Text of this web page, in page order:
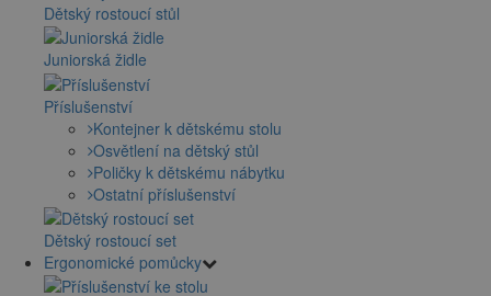
Dětský rostoucí stůl
Juniorská židle
Příslušenství
Kontejner k dětskému stolu
Osvětlení na dětský stůl
Poličky k dětskému nábytku
Ostatní příslušenství
Dětský rostoucí set
Ergonomické pomůcky